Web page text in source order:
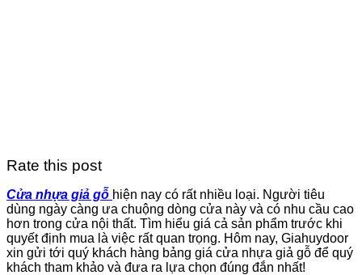
Rate this post
Cửa nhựa giả gỗ hiện nay có rất nhiều loại. Người tiêu
dùng ngày càng ưa chuộng dòng cửa này và có nhu cầu cao
hơn trong cửa nội thất. Tìm hiểu giá cả sản phẩm trước khi
quyết định mua là việc rất quan trọng. Hôm nay, Giahuydoor
xin gửi tới quý khách hàng bảng giá cửa nhựa giả gỗ để quý
khách tham khảo và đưa ra lựa chọn đúng đắn nhất!